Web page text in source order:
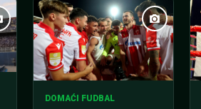
DOMAĆI FUDBAL